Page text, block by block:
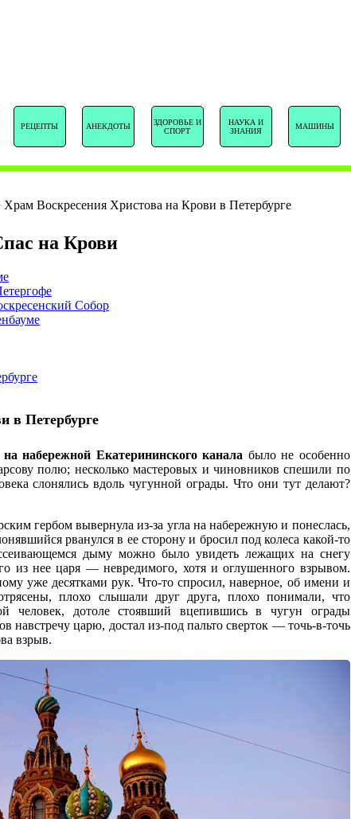
РЕЦЕПТЫ АНЕКДОТЫ
ЗДОРОВЬЕ И
СПОРТ
НАУКА И
ЗНАНИЯ
МАШИНЫ
Храм Воскресения Христова на Крови в Петербурге
на Крови
Собор
в Петербурге
на набережной Екатерининского канала было не особенно
полю; несколько мастеровых и чиновников спешили по
слонялись вдоль чугунной ограды. Что они тут делают?
гербом вывернула из-за угла на набережную и понеслась,
рванулся в ее сторону и бросил под колеса какой-то
дыму можно было увидеть лежащих на снегу
из нее царя — невредимого, хотя и оглушенного взрывом.
уже десятками рук. Что-то спросил, наверное, об имени и
плохо слышали друг друга, плохо понимали, что
человек, дотоле стоявший вцепившись в чугун ограды
навстречу царю, достал из-под пальто сверток — точь-в-точь
взрыв.